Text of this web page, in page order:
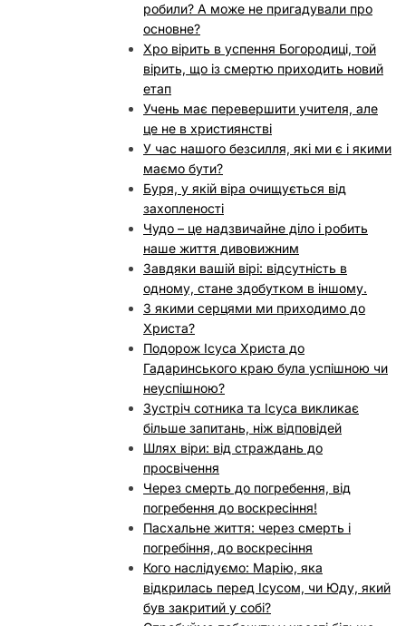
робили? А може не пригадували про
основне?
Хро вірить в успення Богородиці, той
вірить, що із смертю приходить новий
етап
Учень має перевершити учителя, але
це не в християнстві
У час нашого безсилля, які ми є і якими
маємо бути?
Буря, у якій віра очищується від
захопленості
Чудо – це надзвичайне діло і робить
наше життя дивовижним
Завдяки вашій вірі: відсутність в
одному, стане здобутком в іншому.
З якими серцями ми приходимо до
Христа?
Подорож Ісуса Христа до
Гадаринського краю була успішною чи
неуспішною?
Зустріч сотника та Ісуса викликає
більше запитань, ніж відповідей
Шлях віри: від страждань до
просвічення
Через смерть до погребення, від
погребення до воскресіння!
Пасхальне життя: через смерть і
погребіння, до воскресіння
Кого наслідуємо: Марію, яка
відкрилась перед Ісусом, чи Юду, який
був закритий у собі?